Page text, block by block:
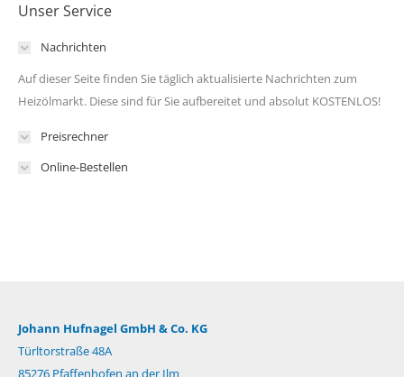
Unser Service
Nachrichten
Auf dieser Seite finden Sie täglich aktualisierte Nachrichten zum
Heizölmarkt. Diese sind für Sie aufbereitet und absolut KOSTENLOS!
Preisrechner
Online-Bestellen
Johann Hufnagel GmbH & Co. KG
Türltorstraße 48A
85276 Pfaffenhofen an der Ilm